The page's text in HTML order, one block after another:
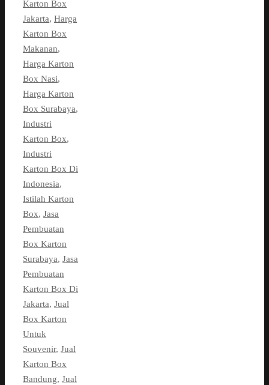
Karton Box
Jakarta, Harga
Karton Box
Makanan,
Harga Karton
Box Nasi,
Harga Karton
Box Surabaya,
Industri
Karton Box,
Industri
Karton Box Di
Indonesia,
Istilah Karton
Box, Jasa
Pembuatan
Box Karton
Surabaya, Jasa
Pembuatan
Karton Box Di
Jakarta, Jual
Box Karton
Untuk
Souvenir, Jual
Karton Box
Bandung, Jual